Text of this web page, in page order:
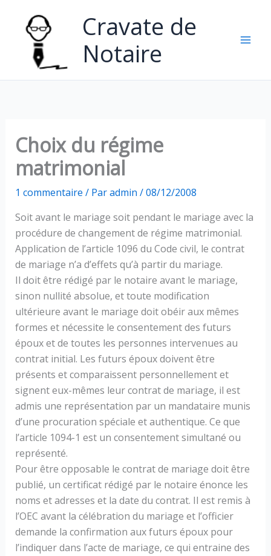
contenu
Cravate de
Notaire
Choix du régime
matrimonial
1 commentaire / Paradmin /08/12/2008
Soit avant le mariage soit pendant le mariage avec la
procédure de changement de régime matrimonial.
Application de l’article 1096 du Code civil, le contrat
de mariage n’a d’effets qu’à partir du mariage.
Il doit être rédigé par le notaire avant le mariage,
sinon nullité absolue, et toute modification
ultérieure avant le mariage doit obéir aux mêmes
formes et nécessite le consentement des futurs
époux et de toutes les personnes intervenues au
contrat initial. Les futurs époux doivent être
présents et comparaissent personnellement et
signent eux-mêmes leur contrat de mariage, il est
admis une représentation par un mandataire munis
d’une procuration spéciale et authentique. Ce que
l’article 1094-1 est un consentement simultané ou
représenté.
Pour être opposable le contrat de mariage doit être
publié, un certificat rédigé par le notaire énonce les
noms et adresses et la date du contrat. Il est remis à
l’OEC avant la célébration du mariage et l’officier
demande la confirmation aux futurs époux pour
l’indiquer dans l’acte de mariage, ce qui entraine des